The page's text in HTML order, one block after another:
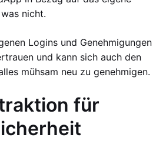
nicht.
Logins und Genehmigungen
und kann sich auch den
mühsam neu zu genehmigen.
für